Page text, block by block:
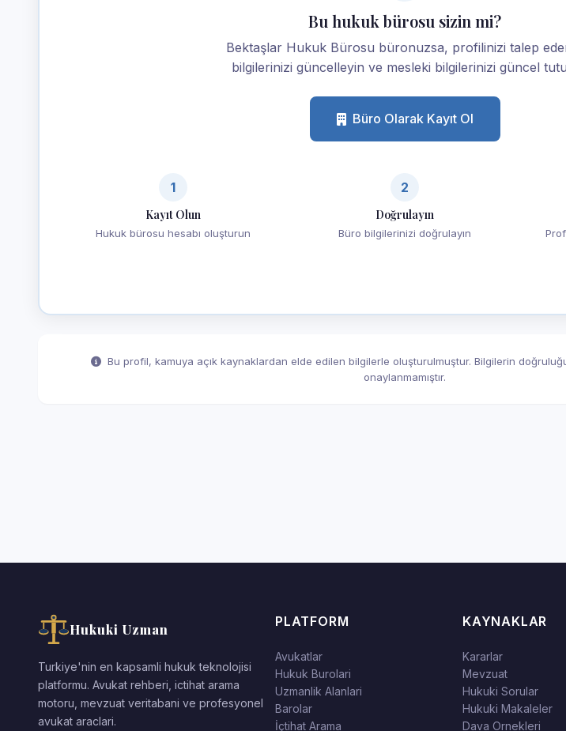
Bu hukuk bürosu sizin mi?
Bektaşlar Hukuk Bürosu büronuzsa, profilinizi talep
bilgilerinizi güncelleyin ve mesleki bilgilerinizi güncel
Büro Olarak Kayıt Ol
1
Kayıt Olun
Hukuk bürosu hesabı oluşturun
2
Doğrulayın
Büro bilgilerinizi doğrulayın
Bu profil, kamuya açık kaynaklardan elde edilen bilgilerle oluşturulmuştur. Bilgilerin
onaylanmamıştır.
Hukuki Uzman
Turkiye'nin en kapsamli hukuk teknolojisi
platformu. Avukat rehberi, ictihat arama
motoru, mevzuat veritabani ve profesyonel
avukat araclari.
PLATFORM
Avukatlar
Hukuk Burolari
Uzmanlik Alanlari
Barolar
İçtihat Arama
KAYNAKLAR
Kararlar
Mevzuat
Hukuki Sorular
Hukuki Makaleler
Dava Ornekleri